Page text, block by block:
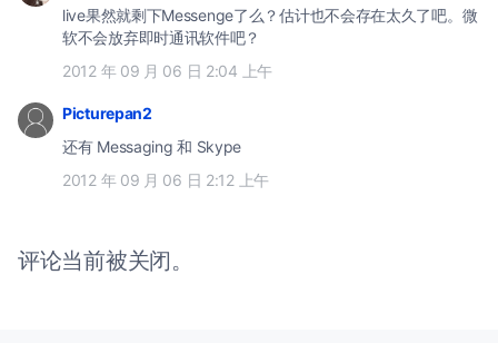
live果然就剩下Messenge了么？估计也不会存在太久了吧。微
软不会放弃即时通讯软件吧？
2012 年 09 月 06 日 2:04 上午
Picturepan2
还有 Messaging 和 Skype
2012 年 09 月 06 日 2:12 上午
评论当前被关闭。